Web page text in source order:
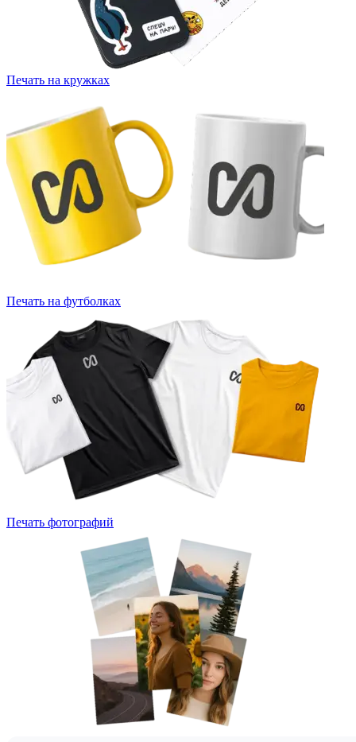
Печать на кружках
Печать на футболках
Печать фотографий